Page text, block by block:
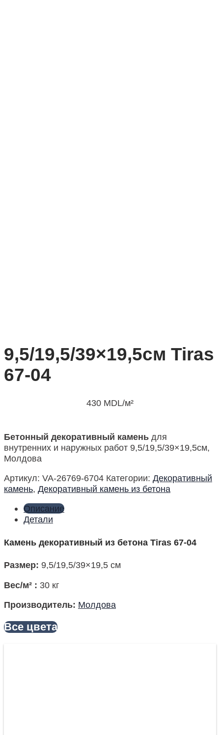
9,5/19,5/39×19,5см Tiras
67-04
430 MDL/м²
Бетонный декоративный камень для
внутренних и наружных работ 9,5/19,5/39×19,5см,
Молдова
Артикул: VA-26769-6704 Категории: Декоративный
камень, Декоративный камень из бетона
Описание
Детали
Камень декоративный из бетона Tiras 67-04
Размер: 9,5/19,5/39×19,5 см
Вес/м² : 30 кг
Производитель: Молдова
Все цвета